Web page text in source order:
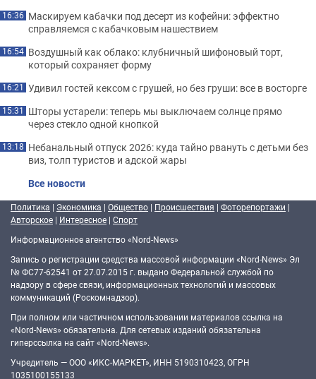
16:36 Маскируем кабачки под десерт из кофейни: эффектно
справляемся с кабачковым нашествием
16:54 Воздушный как облако: клубничный шифоновый торт,
который сохраняет форму
16:21 Удивил гостей кексом с грушей, но без груши: все в восторге
15:31 Шторы устарели: теперь мы выключаем солнце прямо
через стекло одной кнопкой
13:18 Небанальный отпуск 2026: куда тайно рвануть с детьми без
виз, толп туристов и адской жары
Все новости
Политика | Экономика | Общество | Происшествия | Фоторепортажи |
Авторское | Интересное | Спорт
Информационное агентство «Nord-News»
Запись о регистрации средства массовой информации «Nord-News» Эл
№ ФС77-62541 от 27.07.2015 г. выдано Федеральной службой по
надзору в сфере связи, информационных технологий и массовых
коммуникаций (Роскомнадзор).
При полном или частичном использовании материалов ссылка на
«Nord-News» обязательна. Для сетевых изданий обязательна
гиперссылка на сайт «Nord-News».
Учредитель — ООО «ИКС-МАРКЕТ», ИНН 5190310423, ОГРН
1035100155133